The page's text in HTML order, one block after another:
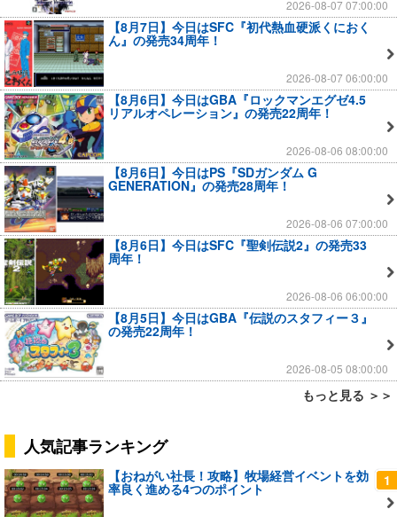
2026-08-07 07:00:00
【8月7日】今日はSFC『初代熱血硬派くにおく
ん』の発売34周年！
2026-08-07 06:00:00
【8月6日】今日はGBA『ロックマンエグゼ4.5
リアルオペレーション』の発売22周年！
2026-08-06 08:00:00
【8月6日】今日はPS『SDガンダム G
GENERATION』の発売28周年！
2026-08-06 07:00:00
【8月6日】今日はSFC『聖剣伝説2』の発売33
周年！
2026-08-06 06:00:00
【8月5日】今日はGBA『伝説のスタフィー３』
の発売22周年！
2026-08-05 08:00:00
もっと見る ＞＞
人気記事ランキング
1
【おねがい社長！攻略】牧場経営イベントを効
率良く進める4つのポイント